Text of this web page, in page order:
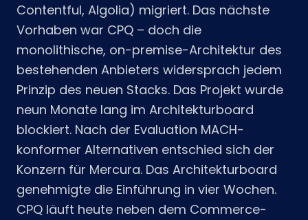
Contentful, Algolia) migriert. Das nächste
Vorhaben war CPQ – doch die
monolithische, on-premise-Architektur des
bestehenden Anbieters widersprach jedem
Prinzip des neuen Stacks. Das Projekt wurde
neun Monate lang im Architekturboard
blockiert. Nach der Evaluation MACH-
konformer Alternativen entschied sich der
Konzern für Mercura. Das Architekturboard
genehmigte die Einführung in vier Wochen.
CPQ läuft heute neben dem Commerce-